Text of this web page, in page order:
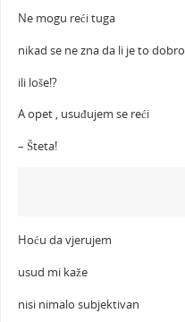
Ne mogu reći tuga
nikad se ne zna da li je to dobro
ili loše!?
A opet , usuđujem se reći
– Šteta!
Hoću da vjerujem
usud mi kaže
nisi nimalo subjektivan